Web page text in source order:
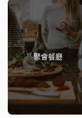
聚會餐廳